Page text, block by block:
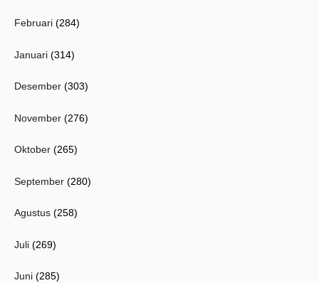
Februari (284)
Januari (314)
Desember (303)
November (276)
Oktober (265)
September (280)
Agustus (258)
Juli (269)
Juni (285)